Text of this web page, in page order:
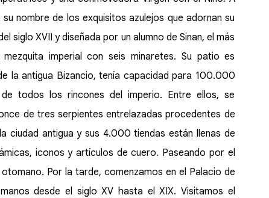
nombre de los exquisitos azulejos que adornan su
siglo XVII y diseñada por un alumno de Sinan, el más
imperial con seis minaretes. Su patio es
la antigua Bizancio, tenía capacidad para 100.000
todos los rincones del imperio. Entre ellos, se
de tres serpientes entrelazadas procedentes de
ciudad antigua y sus 4.000 tiendas están llenas de
iconos y artículos de cuero. Paseando por el
Por la tarde, comenzamos en el Palacio de
desde el siglo XV hasta el XIX. Visitamos el